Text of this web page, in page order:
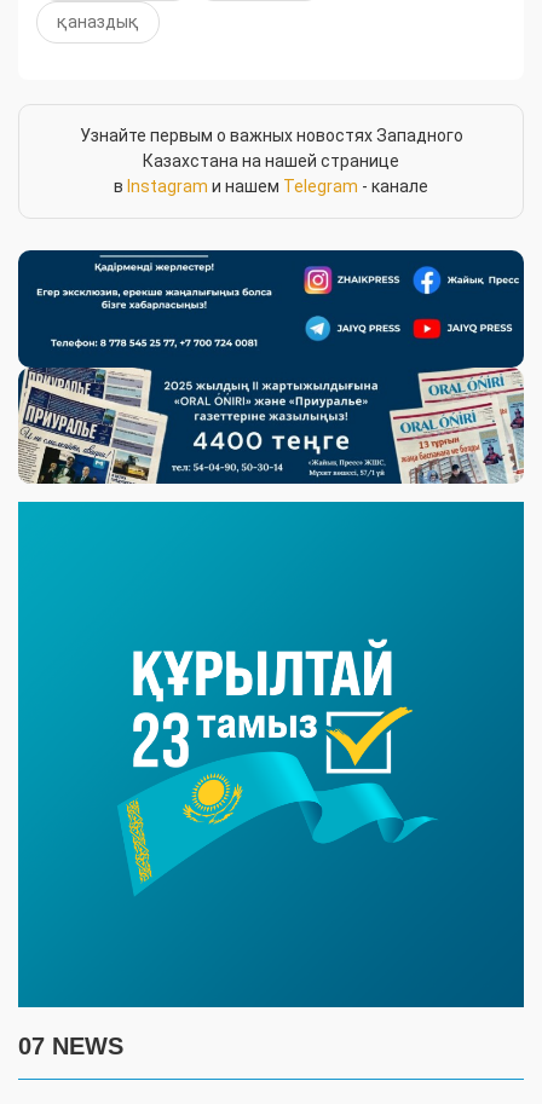
қаназдық
Узнайте первым о важных новостях Западного
Казахстана на нашей странице
в Instagram и нашем Telegram - канале
07 NEWS